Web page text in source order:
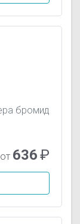
бромид
от 636₽